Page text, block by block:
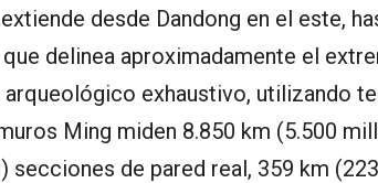
desde Dandong en el este,
delinea aproximadamente el
exhaustivo, utilizando
Ming miden 8.850 km (5.500
secciones de pared real, 359 km